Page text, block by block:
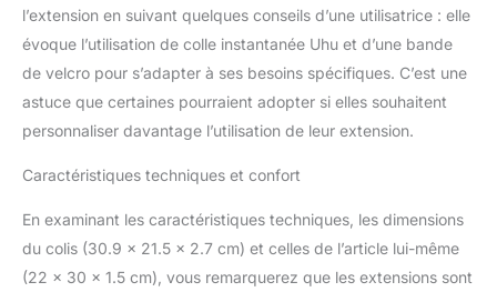
humains, personne ne
l'extension sur votre tête
【Pratique】 Les
cheveux sont environ 2
cm plus longs que la
qui vous permet de les
appropriée
l’extension en suivant quelques conseils d’une utilisatrice : elle
évoque l’utilisation de colle instantanée Uhu et d’une bande
de velcro pour s’adapter à ses besoins spécifiques. C’est une
astuce que certaines pourraient adopter si elles souhaitent
personnaliser davantage l’utilisation de leur extension.
Caractéristiques techniques et confort
En examinant les caractéristiques techniques, les dimensions
du colis (30.9 x 21.5 x 2.7 cm) et celles de l’article lui-même
(22 x 30 x 1.5 cm), vous remarquerez que les extensions sont